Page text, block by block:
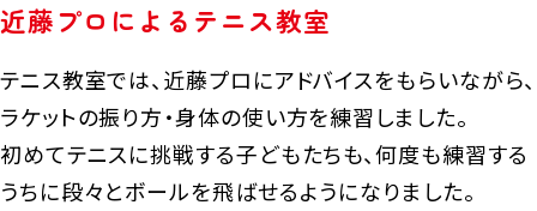
近藤プロによるテニス教室
テニス教室では、近藤プロにアドバイスをもらいながら、
ラケットの振り方・身体の使い方を練習しました。
初めてテニスに挑戦する子どもたちも、何度も練習する
うちに段々とボールを飛ばせるようになりました。